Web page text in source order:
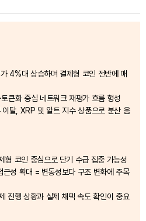
4%대 상승하며 결제형 코인 전반에 매
큰화 중심 네트워크 재평가 흐름 형성
탈, XRP 및 알트 지수 상품으로 분산 움
형 코인 중심으로 단기 수급 집중 가능성
성 확대 = 변동성보다 구조 변화에 주목
진행 상황과 실제 채택 속도 확인이 중요